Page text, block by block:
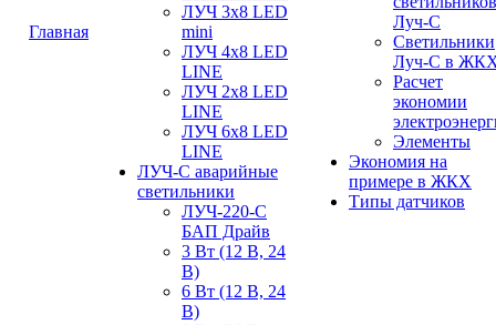
Главная
ЛУЧ 3х8 LED
mini
ЛУЧ 4х8 LED
LINE
ЛУЧ 2х8 LED
LINE
ЛУЧ 6х8 LED
LINE
ЛУЧ-С аварийные
светильники
ЛУЧ-220-С
БАП Драйв
3 Вт (12 В, 24
В)
6 Вт (12 В, 24
В)
Луч-С
Светильники
Луч-С в
Расчет
экономии
Элементы
Экономия на
примере в ЖКХ
Типы датчиков